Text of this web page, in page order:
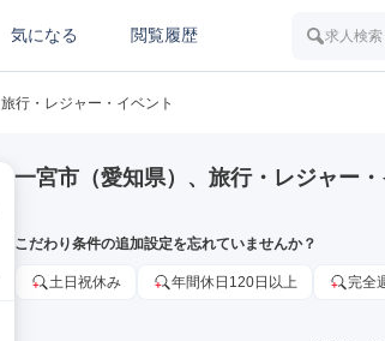
気になる 閲覧履歴 求人検索
旅行・レジャー・イベント
一宮市（愛知県）、旅行・レジャー
こだわり条件の追加設定を忘れていませんか？
土日祝休み 年間休日120日以上 完全